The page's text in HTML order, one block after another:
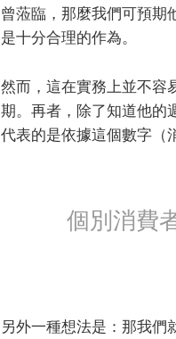
曾蒞臨，那麼我們可預期
是十分合理的作為。
然而，這在實務上並不容
期。再者，除了知道他的
代表的是依據這個數字（
個別消費
另外一種想法是：那我們